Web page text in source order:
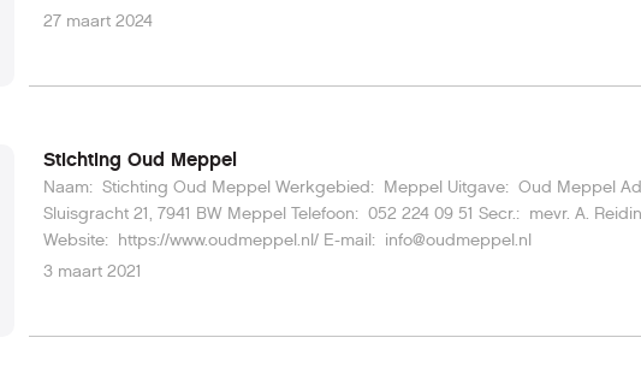
27 maart 2024
Stichting Oud Meppel
Naam: Stichting Oud Meppel Werkgebied: Meppel Uitgave: Oud Meppel Adres:
Sluisgracht 21, 7941 BW Meppel Telefoon: 052 224 09 51 Secr.: mevr. A. Reiding-Jans
3 maart 2021